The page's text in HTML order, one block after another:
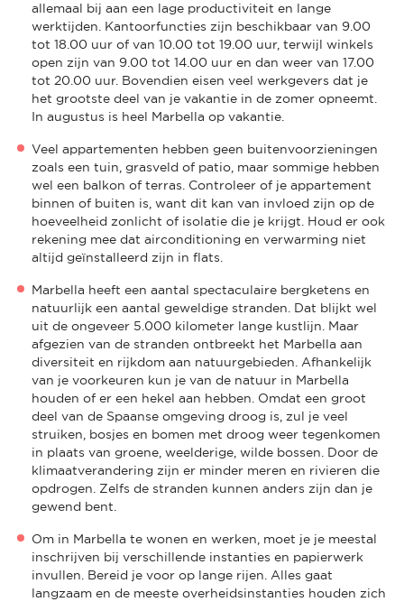
allemaal bij aan een lage productiviteit en lange
werktijden. Kantoorfuncties zijn beschikbaar van 9.00
tot 18.00 uur of van 10.00 tot 19.00 uur, terwijl winkels
open zijn van 9.00 tot 14.00 uur en dan weer van 17.00
tot 20.00 uur. Bovendien eisen veel werkgevers dat je
het grootste deel van je vakantie in de zomer opneemt.
In augustus is heel Marbella op vakantie.
Veel appartementen hebben geen buitenvoorzieningen
zoals een tuin, grasveld of patio, maar sommige hebben
wel een balkon of terras. Controleer of je appartement
binnen of buiten is, want dit kan van invloed zijn op de
hoeveelheid zonlicht of isolatie die je krijgt. Houd er ook
rekening mee dat airconditioning en verwarming niet
altijd geïnstalleerd zijn in flats.
Marbella heeft een aantal spectaculaire bergketens en
natuurlijk een aantal geweldige stranden. Dat blijkt wel
uit de ongeveer 5.000 kilometer lange kustlijn. Maar
afgezien van de stranden ontbreekt het Marbella aan
diversiteit en rijkdom aan natuurgebieden. Afhankelijk
van je voorkeuren kun je van de natuur in Marbella
houden of er een hekel aan hebben. Omdat een groot
deel van de Spaanse omgeving droog is, zul je veel
struiken, bosjes en bomen met droog weer tegenkomen
in plaats van groene, weelderige, wilde bossen. Door de
klimaatverandering zijn er minder meren en rivieren die
opdrogen. Zelfs de stranden kunnen anders zijn dan je
gewend bent.
Om in Marbella te wonen en werken, moet je je meestal
inschrijven bij verschillende instanties en papierwerk
invullen. Bereid je voor op lange rijen. Alles gaat
langzaam en de meeste overheidsinstanties houden zich